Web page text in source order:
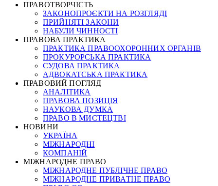
ПРАВОТВОРЧІСТЬ
ЗАКОНОПРОЄКТИ НА РОЗГЛЯДІ
ПРИЙНЯТІ ЗАКОНИ
НАБУЛИ ЧИННОСТІ
ПРАВОВА ПРАКТИКА
ПРАКТИКА ПРАВООХОРОННИХ ОРГАНІВ
ПРОКУРОРСЬКА ПРАКТИКА
СУДОВА ПРАКТИКА
АДВОКАТСЬКА ПРАКТИКА
ПРАВОВИЙ ПОГЛЯД
АНАЛІТИКА
ПРАВОВА ПОЗИЦІЯ
НАУКОВА ДУМКА
ПРАВО В МИСТЕЦТВІ
НОВИНИ
УКРАЇНА
МІЖНАРОДНІ
КОМПАНІЙ
МІЖНАРОДНЕ ПРАВО
МІЖНАРОДНЕ ПУБЛІЧНЕ ПРАВО
МІЖНАРОДНЕ ПРИВАТНЕ ПРАВО